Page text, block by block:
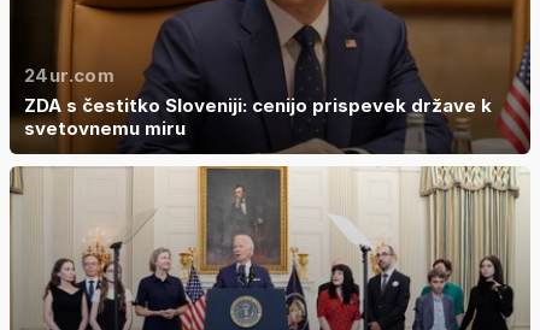
24ur.com
ZDA s čestitko Sloveniji: cenijo prispevek države k
svetovnemu miru